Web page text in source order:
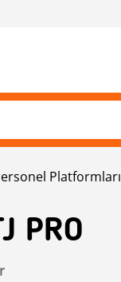
Platformları
PRO